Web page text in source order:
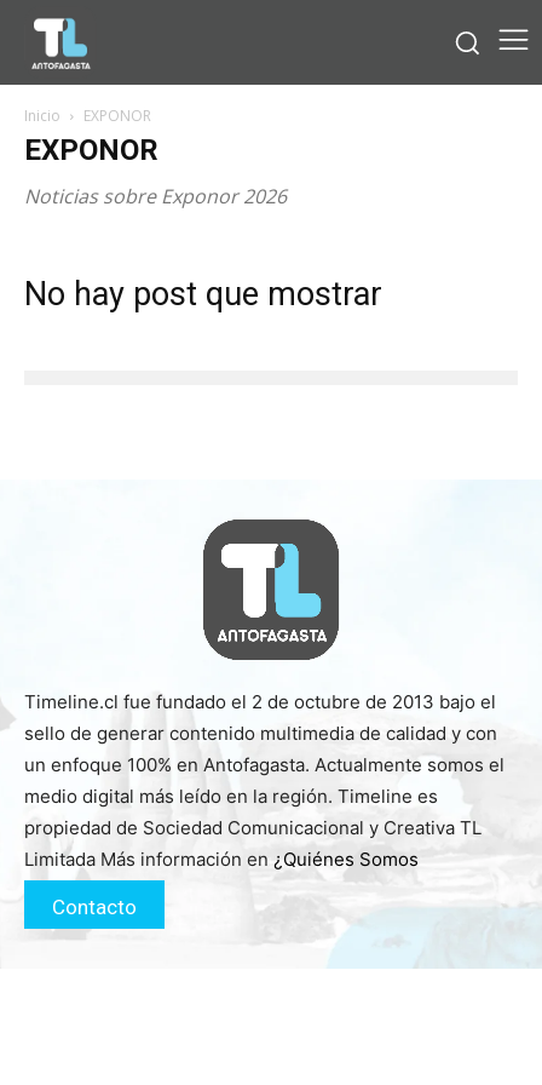
Inicio EXPONOR
EXPONOR
Noticias sobre Exponor 2026
No hay post que mostrar
Timeline.cl fue fundado el 2 de octubre de 2013 bajo el
sello de generar contenido multimedia de calidad y con
un enfoque 100% en Antofagasta. Actualmente somos el
medio digital más leído en la región. Timeline es
propiedad de Sociedad Comunicacional y Creativa TL
Limitada Más información en ¿Quiénes Somos
Contacto